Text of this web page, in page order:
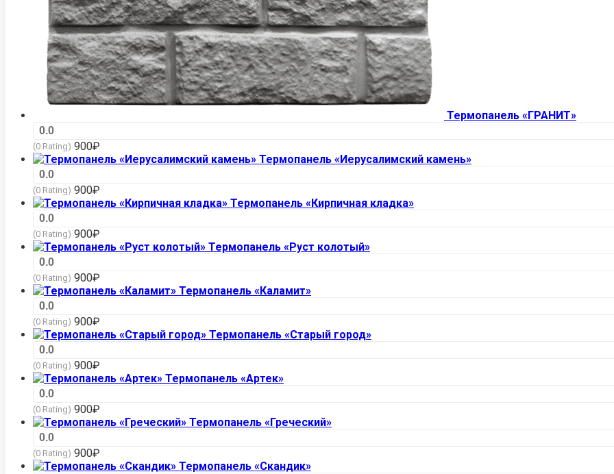
Термопанель «ГРАНИТ»
0.0
(0 Rating) 900₽
Термопанель «Иерусалимский камень»
0.0
(0 Rating) 900₽
Термопанель «Кирпичная кладка»
0.0
(0 Rating) 900₽
Термопанель «Руст колотый»
0.0
(0 Rating) 900₽
Термопанель «Каламит»
0.0
(0 Rating) 900₽
Термопанель «Старый город»
0.0
(0 Rating) 900₽
Термопанель «Артек»
0.0
(0 Rating) 900₽
Термопанель «Греческий»
0.0
(0 Rating) 900₽
Термопанель «Скандик»